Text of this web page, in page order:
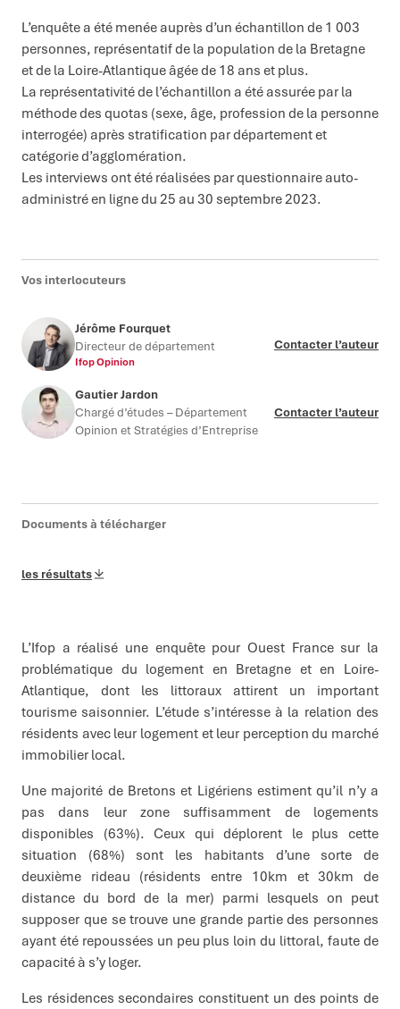
L’enquête a été menée auprès d’un échantillon de 1 003
personnes, représentatif de la population de la Bretagne
et de la Loire-Atlantique âgée de 18 ans et plus.
La représentativité de l’échantillon a été assurée par la
méthode des quotas (sexe, âge, profession de la personne
interrogée) après stratification par département et
catégorie d’agglomération.
Les interviews ont été réalisées par questionnaire auto-
administré en ligne du 25 au 30 septembre 2023.
Vos interlocuteurs
Jérôme Fourquet
Directeur de département
Ifop Opinion
Contacter l’auteur
Gautier Jardon
Chargé d’études – Département
Opinion et Stratégies d’Entreprise
Contacter l’auteur
Documents à télécharger
les résultats
L’Ifop a réalisé une enquête pour Ouest France sur la
problématique du logement en Bretagne et en Loire-
Atlantique, dont les littoraux attirent un important
tourisme saisonnier. L’étude s’intéresse à la relation des
résidents avec leur logement et leur perception du marché
immobilier local.
Une majorité de Bretons et Ligériens estiment qu’il n’y a
pas dans leur zone suffisamment de logements
disponibles (63%). Ceux qui déplorent le plus cette
situation (68%) sont les habitants d’une sorte de
deuxième rideau (résidents entre 10km et 30km de
distance du bord de la mer) parmi lesquels on peut
supposer que se trouve une grande partie des personnes
ayant été repoussées un peu plus loin du littoral, faute de
capacité à s’y loger.
Les résidences secondaires constituent un des points de